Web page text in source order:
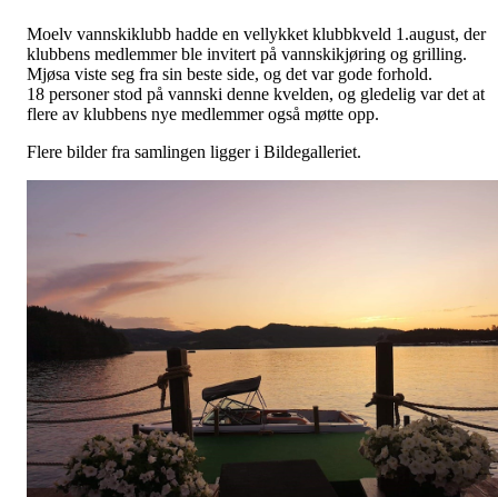
Moelv vannskiklubb hadde en vellykket klubbkveld 1.august, der
klubbens medlemmer ble invitert på vannskikjøring og grilling.
Mjøsa viste seg fra sin beste side, og det var gode forhold.
18 personer stod på vannski denne kvelden, og gledelig var det at
flere av klubbens nye medlemmer også møtte opp.
Flere bilder fra samlingen ligger i Bildegalleriet.